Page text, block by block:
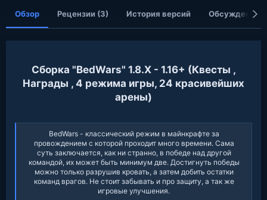
Обзор Рецензии (3) История версий Обсуждение
Сборка "BedWars" 1.8.X - 1.16+ (Квесты ,
Награды , 4 режима игры, 24 красивейших
арены)​
BedWars - классический режим в майнкрафте за
провождением с которой проходит много времени. Сама
суть заключается, как ни странно, в победе над другой
командой, их может быть минимум две. Достигнуть победы
можно только разрушив кровать, а затем добить остатки
команд врагов. Не стоит забывать и про защиту, а так же
игровые улучшения.​